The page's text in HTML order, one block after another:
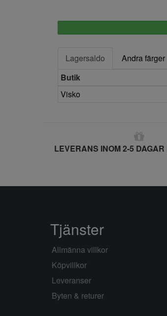
Lagersaldo
Andra färger
Butik
Visko
LEVERANS INOM 2-5 DAGAR
Tjänster
Allmänna villkor
Köpvillkor
Leveranser
Byten & returer